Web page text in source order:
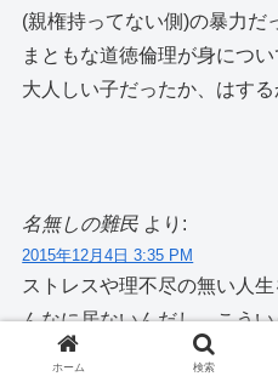
(親権持ってない側)の暴力だ
まともな道徳倫理が身につ
大人しい子だったか、はす
名無しの難民 より:
2015年12月4日 3:35 PM
ストレスや理不尽の無い人
んなに居ないんだし、こう
られたり、自分の目標にな
ホーム 検索